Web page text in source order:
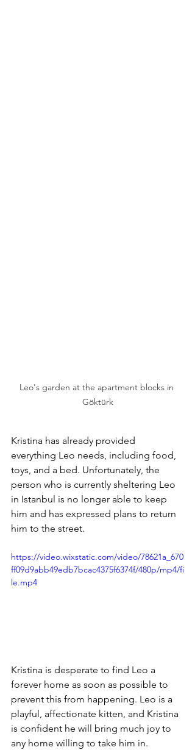
Leo's garden at the apartment blocks in
Göktürk
Kristina has already provided
everything Leo needs, including food,
toys, and a bed. Unfortunately, the
person who is currently sheltering Leo
in Istanbul is no longer able to keep
him and has expressed plans to return
him to the street.
https://video.wixstatic.com/video/78621a_670
ff09d9abb49edb7bcac4375f6374f/480p/mp4/fi
le.mp4
Kristina is desperate to find Leo a
forever home as soon as possible to
prevent this from happening. Leo is a
playful, affectionate kitten, and Kristina
is confident he will bring much joy to
any home willing to take him in.